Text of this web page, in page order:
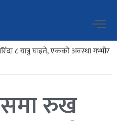
८ यात्रु घाइते, एकको अवस्था गभ्भीर
रुख